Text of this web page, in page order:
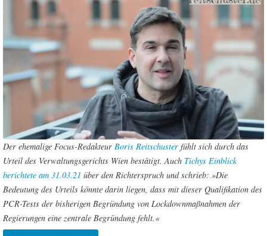
Der ehemalige Focus-RedakteurBoris Reitschuster fühlt sich durch das
Urteil des Verwaltungsgerichts Wien bestätigt. Auch Tichys Einblick
berichtete am 31.03.21 über den Richterspruch und schrieb: »Die
Bedeutung des Urteils könnte darin liegen, dass mit dieser Qualifikation des
PCR-Tests der bisherigen Begründung von Lockdownmaßnahmen der
Regierungen eine zentrale Begründung fehlt.«